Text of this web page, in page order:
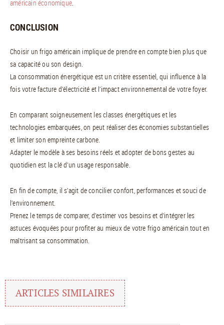
américain économique
CONCLUSION
Choisir un frigo américain implique de prendre en compte bien plus que
sa capacité ou son design.
La consommation énergétique est un critère essentiel, qui influence à la
fois votre facture d’électricité et l’impact environnemental de votre foyer.
En comparant soigneusement les classes énergétiques et les
technologies embarquées, on peut réaliser des économies substantielles
et limiter son empreinte carbone.
Adapter le modèle à ses besoins réels et adopter de bons gestes au
quotidien est la clé d’un usage responsable.
En fin de compte, il s’agit de concilier confort, performances et souci de
l’environnement.
Prenez le temps de comparer, d’estimer vos besoins et d’intégrer les
astuces évoquées pour profiter au mieux de votre frigo américain tout en
maîtrisant sa consommation.
ARTICLES SIMILAIRES